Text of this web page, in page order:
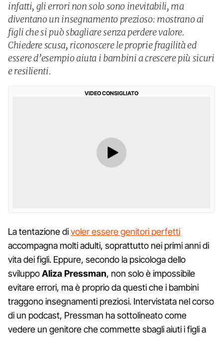
infatti, gli errori non solo sono inevitabili, ma
diventano un insegnamento prezioso: mostrano ai
figli che si può sbagliare senza perdere valore.
Chiedere scusa, riconoscere le proprie fragilità ed
essere d’esempio aiuta i bambini a crescere più sicuri
e resilienti.
VIDEO CONSIGLIATO
La tentazione divoler essere genitori perfetti
accompagna molti adulti, soprattutto nei primi anni di
vita dei figli. Eppure, secondo la psicologa dello
sviluppoAliza Pressman, non solo è impossibile
evitare errori, ma è proprio da questi che i bambini
traggono insegnamenti preziosi. Intervistata nel corso
di un podcast, Pressman ha sottolineato come
vedere un genitore che commette sbagli aiuti i figli a